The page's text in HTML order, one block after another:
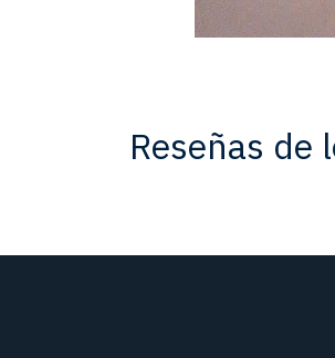
Reseñas de